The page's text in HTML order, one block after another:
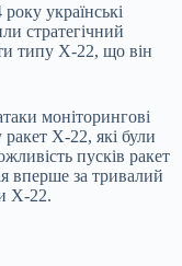
українські
стратегічний
типу Х-22, що він
моніторингові
Х-22, які були
пусків ракет
вперше за тривалий
Х-22.